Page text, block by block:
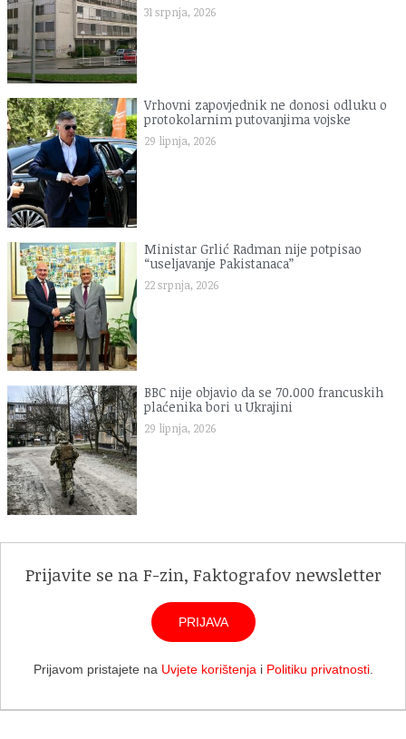
31 srpnja, 2026
Vrhovni zapovjednik ne donosi odluku o
protokolarnim putovanjima vojske
29 lipnja, 2026
Ministar Grlić Radman nije potpisao
“useljavanje Pakistanaca”
22 srpnja, 2026
BBC nije objavio da se 70.000 francuskih
plaćenika bori u Ukrajini
29 lipnja, 2026
Prijavite se na F-zin, Faktografov newsletter
PRIJAVA
Prijavom pristajete na Uvjete korištenja i Politiku privatnosti.